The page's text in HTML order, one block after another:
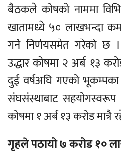
बैठकले कोषको नाममा
खातामध्ये ५० लाखभन्दा
गर्ने निर्णयसमेत गरेको छ ।
उद्धार कोषमा २ अर्ब १३
दुई वर्षअघि गएको भूकम्पका
संघसंस्थाबाट
कोषमा १ अर्ब १३ करोड मात्रै
गृहले पठायो ७ करोड १०